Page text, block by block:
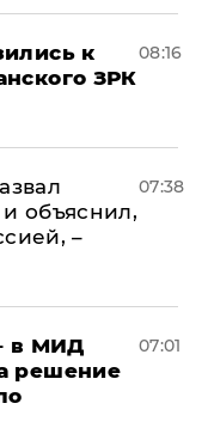
к
ЗРК
08:16
объяснил,
–
07:38
в МИД
решение
07:01